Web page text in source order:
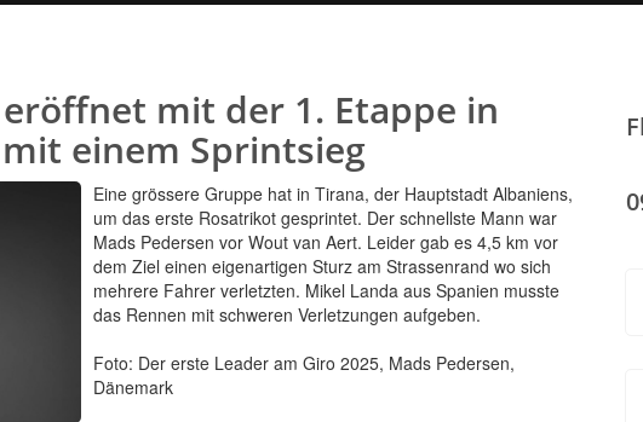
eröffnet mit der 1. Etappe in
einem Sprintsieg
Eine grössere Gruppe hat in Tirana, der Hauptstadt Albaniens,
um das erste Rosatrikot gesprintet. Der schnellste Mann war
Mads Pedersen vor Wout van Aert. Leider gab es 4,5 km vor
dem Ziel einen eigenartigen Sturz am Strassenrand wo sich
mehrere Fahrer verletzten. Mikel Landa aus Spanien musste
das Rennen mit schweren Verletzungen aufgeben.
Foto: Der erste Leader am Giro 2025, Mads Pedersen,
Dänemark